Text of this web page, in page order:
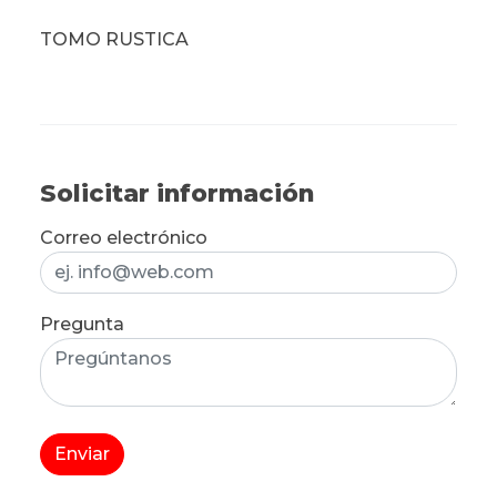
TOMO RUSTICA
Solicitar información
Correo electrónico
Pregunta
Enviar